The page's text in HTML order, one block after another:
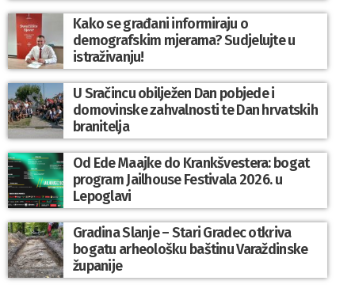
Kako se građani informiraju o
demografskim mjerama? Sudjelujte u
istraživanju!
U Sračincu obilježen Dan pobjede i
domovinske zahvalnosti te Dan hrvatskih
branitelja
Od Ede Maajke do Krankšvestera: bogat
program Jailhouse Festivala 2026. u
Lepoglavi
Gradina Slanje – Stari Gradec otkriva
bogatu arheološku baštinu Varaždinske
županije